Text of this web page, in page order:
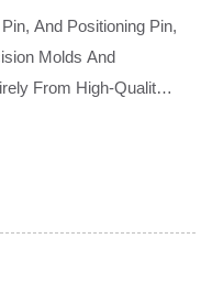
And Positioning Pin,
Molds And
From High-Quality